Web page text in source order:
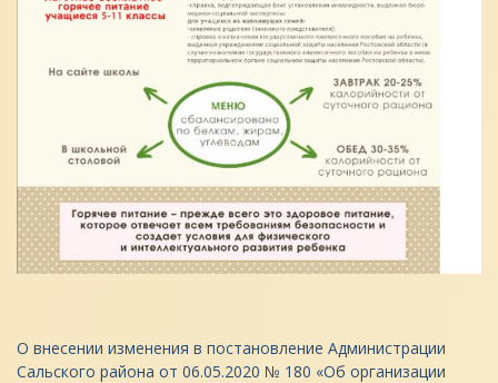
О внесении изменения в постановление Администрации
Сальского района от 06.05.2020 № 180 «Об организации